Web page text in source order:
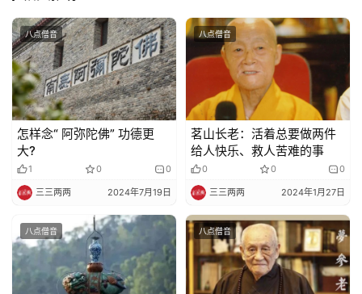
八点僧音
怎样念“ 阿弥陀佛” 功德更
大?
1 0 0
三三两两 2024年7月19日
八点僧音
茗山长老：活着总要做两件
给人快乐、救人苦难的事
0 0 0
三三两两 2024年1月27日
八点僧音 八点僧音